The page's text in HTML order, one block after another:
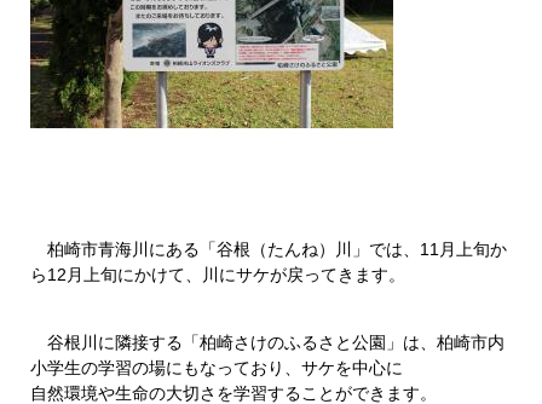
柏崎市青海川にある「谷根（たんね）川」では、11月上旬か
ら12月上旬にかけて、川にサケが戻ってきます。
谷根川に隣接する「柏崎さけのふるさと公園」は、柏崎市内
小学生の学習の場にもなっており、サケを中心に
自然環境や生命の大切さを学習することができます。